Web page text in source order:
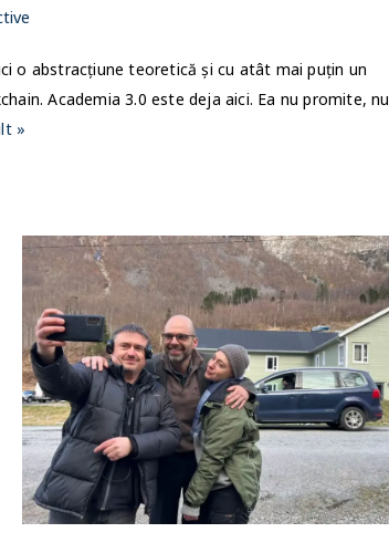
o abstracțiune teoretică și cu atât mai puțin un
Academia 3.0 este deja aici. Ea nu promite, nu
»